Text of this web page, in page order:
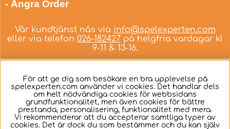
- Ångra Order
Vår kundtjänst nås via info@spelexperten.com
eller via telefon 026-182427 på helgfria vardagar kl
9-11 & 13-16.
Svenska
För att ge dig som besökare en bra upplevelse på
spelexperten.com använder vi cookies. Det handlar dels
om helt nödvändiga cookies för webbsidans
grundfunktionalitet, men även cookies för bättre
prestanda, personalisering, funktionalitet med mera.
Vi rekommenderar att du accepterar samtliga typer av
cookies. Det är dock du som bestämmer och du kan själv